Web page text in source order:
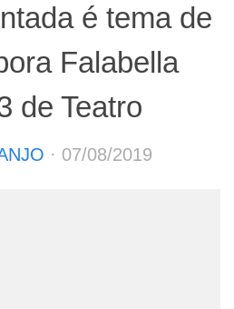
é tema de
Falabella
de Teatro
· 07/08/2019